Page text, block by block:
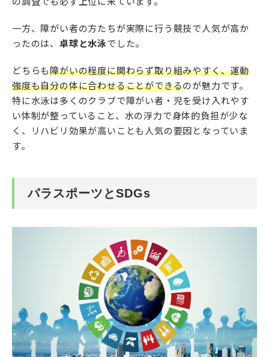
一方、障がい者の方たちが実際に行う競技で人気が高か
ったのは、 卓球と水泳でした。
どちらも障がいの程度に関わらず取り組みやすく、運動
強度も自分の体に合わせることができるのが魅力です。
特に水泳は多くのクラブで障がい者・児を受け入れやす
い体制が整っていること、水の浮力で身体的負担が少な
く、リハビリ効果が高いことも人気の要因となっていま
す。
パラスポーツとSDGs